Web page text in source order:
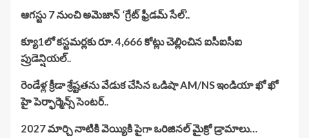
ఆగస్టు 7 నుంచి అమెజాన్ ‘గ్రేట్ ఫ్రీడమ్ సేల్’..
క్యూ1లో కస్టమర్లకు రూ. 4,666 కోట్లు చెల్లించిన ఐసీఐసీఐ
ప్రుడెన్షియల్..
రెండేళ్ల క్రీడా శ్రేష్టతను వేడుక చేసిన ఒడిషా AM/NS ఇండియా ఖో ఖో
హై పెర్ఫార్మెన్స్ సెంటర్..
2027 మార్చి నాటికి వెయ్యికి పైగా ఒరిజినల్ మైక్రో డ్రామాలు…